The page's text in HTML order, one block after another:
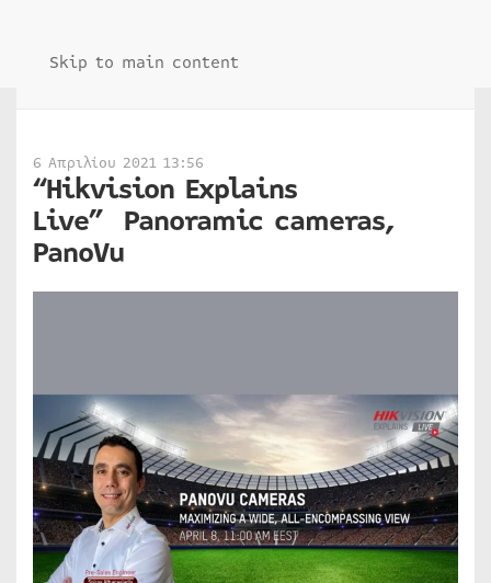
Skip to main content
6 Απριλίου 2021 13:56
“Hikvision Explains
Live” Panoramic cameras,
PanoVu